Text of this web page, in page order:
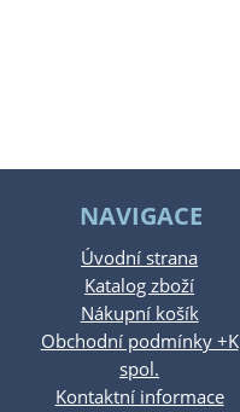
NAVIGACE
Úvodní strana
Katalog zboží
Nákupní košík
Obchodní podmínky +K
spol.
Kontaktní informace